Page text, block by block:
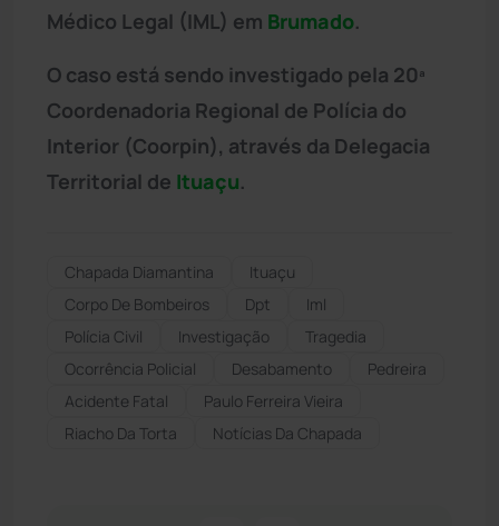
Médico Legal (IML) em Brumado.
O caso está sendo investigado pela 20ª
Coordenadoria Regional de Polícia do
Interior (Coorpin), através da Delegacia
Territorial de Ituaçu.
Chapada Diamantina
Ituaçu
Corpo De Bombeiros
Dpt
Iml
Polícia Civil
Investigação
Tragedia
Ocorrência Policial
Desabamento
Pedreira
Acidente Fatal
Paulo Ferreira Vieira
Riacho Da Torta
Notícias Da Chapada